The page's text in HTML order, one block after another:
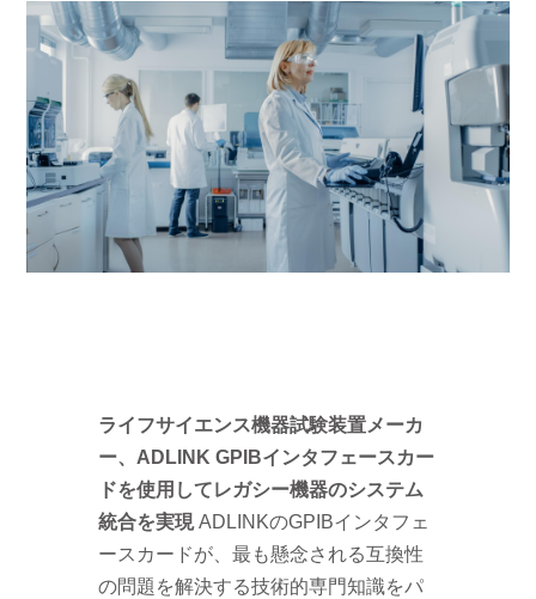
ライフサイエンス機器試験装置メーカ
ー、ADLINK GPIBインタフェースカー
ドを使用してレガシー機器のシステム
統合を実現ADLINKのGPIBインタフェ
ースカードが、最も懸念される互換性
の問題を解決する技術的専門知識をパ